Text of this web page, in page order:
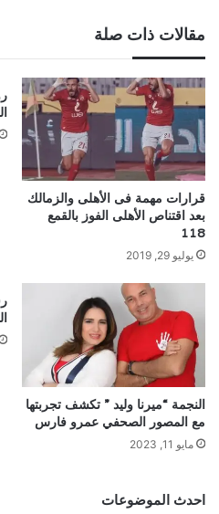
مقالات ذات صلة
قرارات مهمة فى الأهلى والزمالك
بعد اقتناص الأهلى الفوز بالقمع
118
يوليو 29, 2019
النجمة “ميرنا وليد ” تكشف تجربتها
مع المصور الصحفي عمرو فارس
مايو 11, 2023
احدث الموضوعات